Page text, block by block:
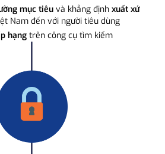
mục tiêuvà khẳng định xuất xứ
Nam đến với người tiêu dùng
hạng trên công cụ tìm kiếm